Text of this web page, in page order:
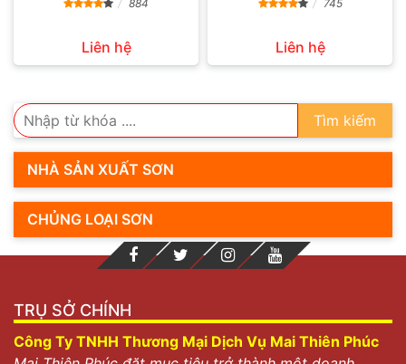
884
Liên hệ
745
Liên hệ
Tìm kiếm
NHÀ SẢN XUẤT SƠN
CHỦNG LOẠI SƠN
TRỤ SỞ CHÍNH
Công Ty TNHH Thương Mại Dịch Vụ Mai Thiên Phúc